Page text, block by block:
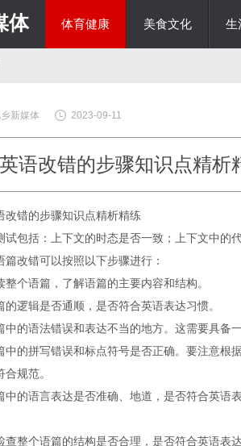
体 体育健康 美食文化 生
乡新媒体 2023-09-11
语改错的步骤知识点精析
改错的步骤知识点精析精练
试包括：上下文的时态是否一致；上下文中的
篇改错可以按照以下步骤进行：
整个语篇，了解语篇的主要内容和结构。
的逻辑是否通顺，是否符合英语表达习惯。
中的语法错误和表达不当的地方。这需要具备
中的拼写错误和标点符号是否正确。要注意根
合规范。
中的语言表达是否准确、地道，是否符合英语
查整个语篇的结构是否合理，是否符合英语表